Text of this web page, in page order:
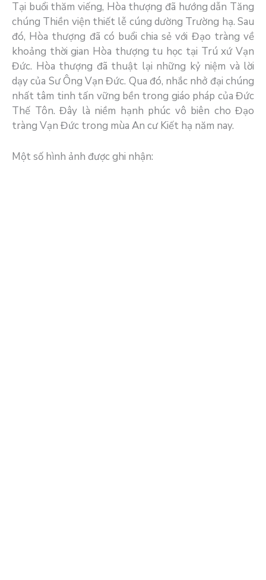
Tại buổi thăm viếng, Hòa thượng đã hướng dẫn Tăng
chúng Thiền viện thiết lễ cúng dường Trường hạ. Sau
đó, Hòa thượng đã có buổi chia sẻ với Đạo tràng về
khoảng thời gian Hòa thượng tu học tại Trú xứ Vạn
Đức. Hòa thượng đã thuật lại những kỷ niệm và lời
dạy của Sư Ông Vạn Đức. Qua đó, nhắc nhở đại chúng
nhất tâm tinh tấn vững bền trong giáo pháp của Đức
Thế Tôn. Đây là niềm hạnh phúc vô biên cho Đạo
tràng Vạn Đức trong mùa An cư Kiết hạ năm nay.
Một số hình ảnh được ghi nhận: